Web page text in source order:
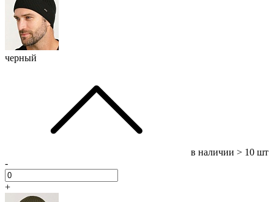
черный
в наличии > 10 шт
-
+